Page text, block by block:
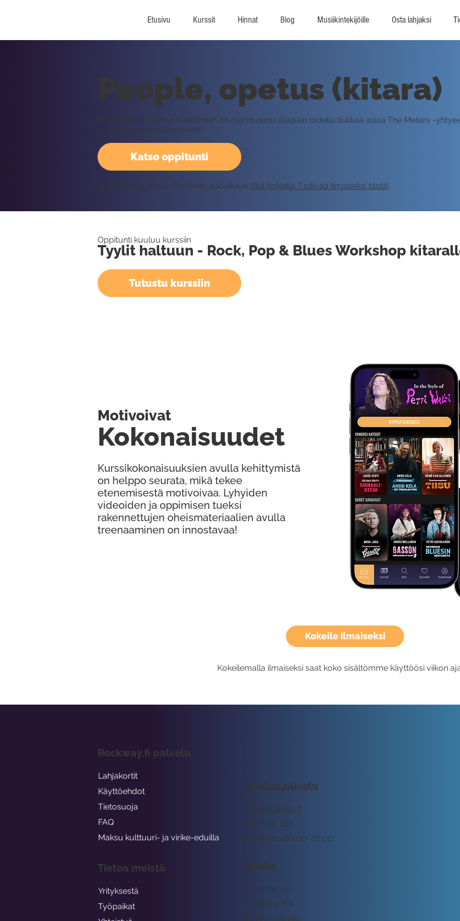
Etusivu Kurssit Hinnat Blog Musiikintekijöille Osta lahjaksi
Kokeile Ilmaiseksi
Kokeilemalla ilmaiseksi saat koko sisältömme käyttöösi viikon
Katso oppitunti
People, opetus (kitara)
Nyt tarkkana - tähän treenibiisiin on mahdutettu läjäpäin todella tiukkaa asiaa The Meters -
porkkana siis ja soittamaan!
Vaatii kirjautumisen Rockway palveluun. Voit kokeilla 7 päivää ilmaiseksi tästä!
Oppitunti kuuluu kurssiin
Tyylit haltuun - Rock, Pop & Blues Workshop
Tutustu kurssiin
Kurssikokonaisuuksien avulla kehittymistä
on helppo seurata, mikä tekee
etenemisestä motivoivaa. Lyhyiden
videoiden ja oppimisen tueksi
rakennettujen oheismateriaalien avulla
treenaaminen on innostavaa!
Kokonaisuudet
Motivoivat
Asiakaspalvelu
tuki@rockway.fi
Arkisin klo 09:00 -15:00
045 7731 1111
Osoite
Rockway Oy
Lemuntie 3-5
00510 Helsinki
Rockway.fi palvelu
Lahjakortit
Käyttöehdot
Tietosuoja
FAQ
Maksu kulttuuri- ja virike-eduilla
Tietoa meistä
Yrityksestä
Työpaikat